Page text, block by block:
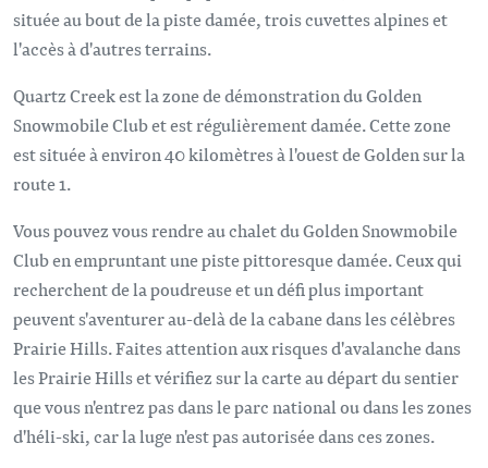
située au bout de la piste damée, trois cuvettes alpines et
l'accès à d'autres terrains.
Quartz Creek est la zone de démonstration du Golden
Snowmobile Club et est régulièrement damée. Cette zone
est située à environ 40 kilomètres à l'ouest de Golden sur la
route 1.
Vous pouvez vous rendre au chalet du Golden Snowmobile
Club en empruntant une piste pittoresque damée. Ceux qui
recherchent de la poudreuse et un défi plus important
peuvent s'aventurer au-delà de la cabane dans les célèbres
Prairie Hills. Faites attention aux risques d'avalanche dans
les Prairie Hills et vérifiez sur la carte au départ du sentier
que vous n'entrez pas dans le parc national ou dans les zones
d'héli-ski, car la luge n'est pas autorisée dans ces zones.